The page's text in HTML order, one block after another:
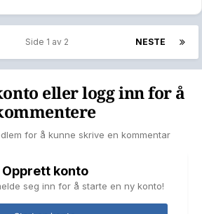
NESTE
Side 1 av 2
eller logg inn for å
for å kunne skrive en kommentar
Opprett konto
seg inn for å starte en ny konto!